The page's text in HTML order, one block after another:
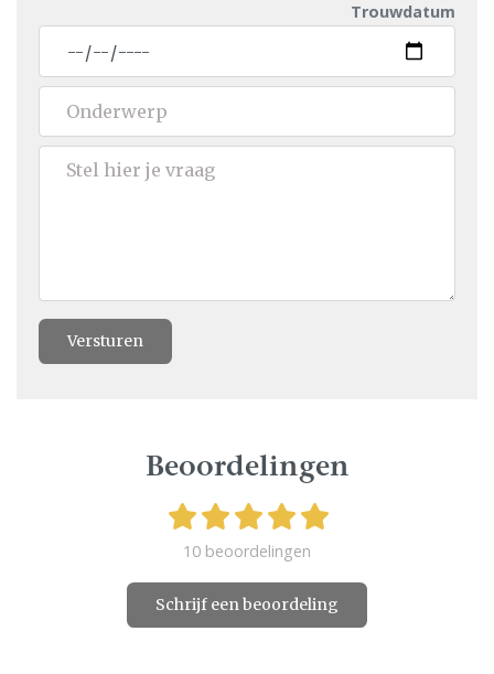
Trouwdatum
Versturen
Beoordelingen
10 beoordelingen
Schrijf een beoordeling